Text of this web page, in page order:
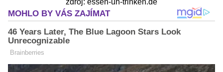
zdroj: essen-un-trinken.de